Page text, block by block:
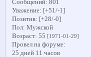
Сообщений: 801
Уважение: [+51/-1]
Позитив: [+28/-0]
Пол: Мужской
Возраст: 55 [1971-01-29]
Провел на форуме:
25 дней 11 часов